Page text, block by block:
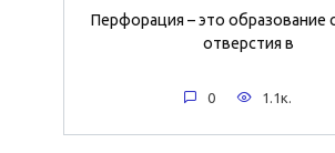
Перфорация – это образование
отверстия в
0 1.1к.